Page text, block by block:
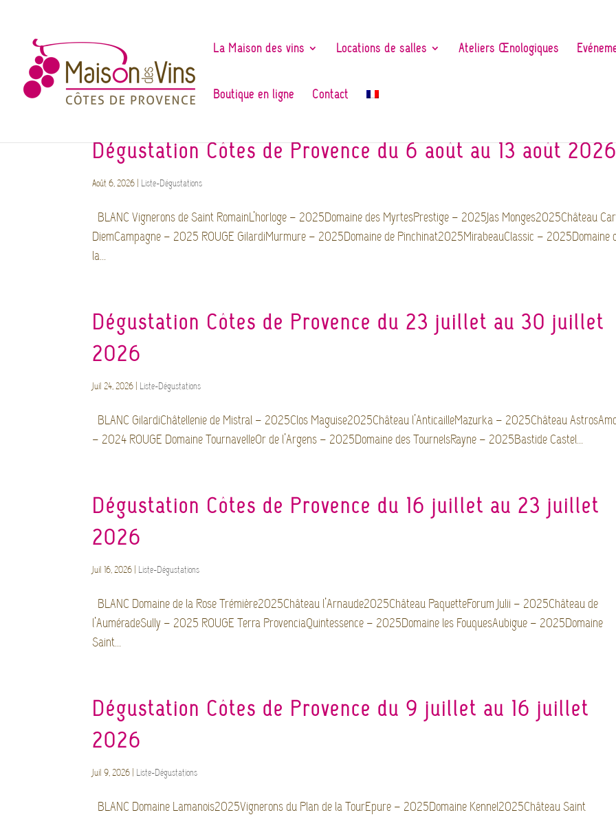
La Maison des vins Locations de salles Ateliers Œnologiques
Boutique en ligne Contact
Dégustation Côtes de Provence du 6 août au 13 août
Août 6, 2026 Liste-Dégustations
BLANC Vignerons de Saint RomainL’horloge – 2025Domaine des MyrtesPrestige – 2025Jas Monges2025Château
DiemCampagne – 2025 ROUGE GilardiMurmure – 2025Domaine de Pinchinat2025MirabeauClassic – 2025Domaine
la...
Dégustation Côtes de Provence du 23 juillet au 30 juillet
2026
Juil 24, 2026 Liste-Dégustations
BLANC GilardiChâtellenie de Mistral – 2025Clos Maguise2025Château l’AnticailleMazurka – 2025Château
– 2024 ROUGE Domaine TournavelleOr de l’Argens – 2025Domaine des TournelsRayne – 2025Bastide Castel...
Dégustation Côtes de Provence du 16 juillet au 23 juillet
2026
Juil 16, 2026 Liste-Dégustations
BLANC Domaine de la Rose Trémière2025Château l’Arnaude2025Château PaquetteForum Julii – 2025Château de
l’AuméradeSully – 2025 ROUGE Terra ProvenciaQuintessence – 2025Domaine les FouquesAubigue – 2025Domaine
Saint...
Dégustation Côtes de Provence du 9 juillet au 16 juillet
2026
Juil 9, 2026 Liste-Dégustations
BLANC Domaine Lamanois2025Vignerons du Plan de la TourEpure – 2025Domaine Kennel2025Château Saint